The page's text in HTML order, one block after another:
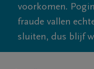
voorkomen.
fraude vallen
sluiten, dus blijf